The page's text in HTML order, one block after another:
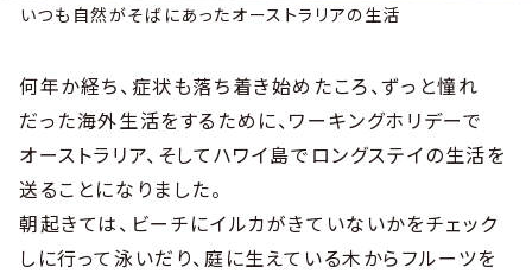
いつも自然がそばにあったオーストラリアの生活
何年か経ち、症状も落ち着き始めたころ、ずっと憧れ
だった海外生活をするために、ワーキングホリデーで
オーストラリア、そしてハワイ島でロングステイの生活を
送ることになりました。
朝起きては、ビーチにイルカがきていないかをチェック
しに行って泳いだり、庭に生えている木からフルーツを